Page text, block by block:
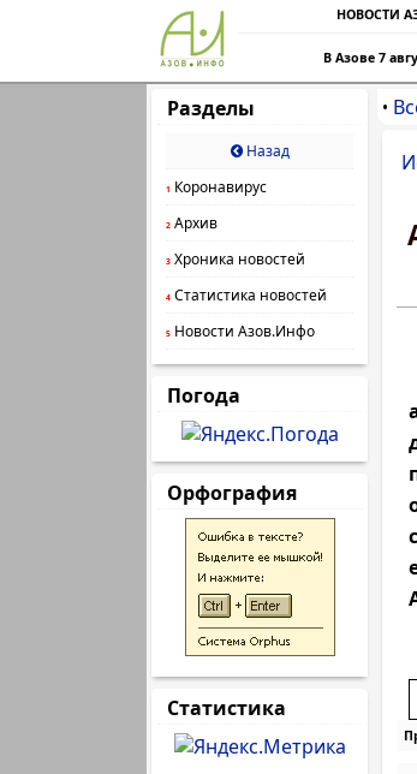
НОВОСТИ
В Азове 7
Разделы
Назад
1 Коронавирус
2 Архив
3 Хроника новостей
4 Статистика новостей
5 Новости Азов.Инфо
Погода
Орфография
Статистика
•